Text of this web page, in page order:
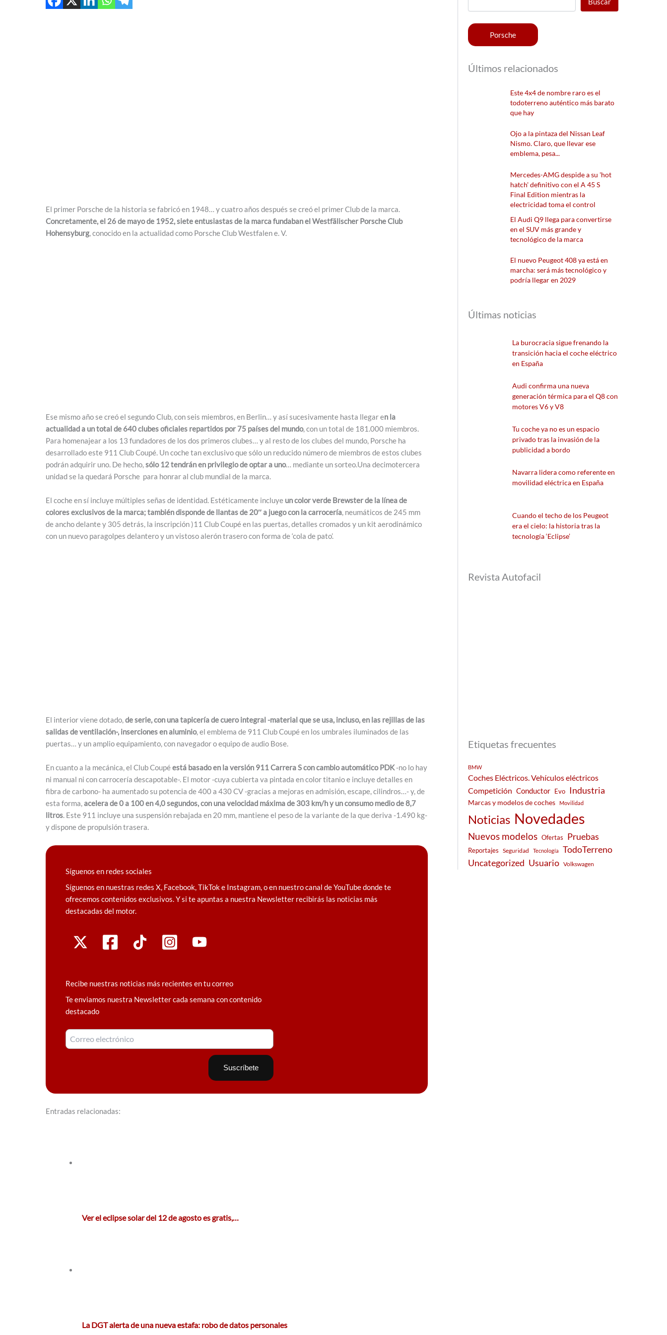
El primer Porsche de la historia se fabricó en 1948… y cuatro años después se creó el primer Club de la marca.
Concretamente, el 26 de mayo de 1952, siete entusiastas de la marca fundaban el Westfälischer Porsche Club
Hohensyburg, conocido en la actualidad como Porsche Club Westfalen e. V.
Ese mismo año se creó el segundo Club, con seis miembros, en Berlin… y así sucesivamente hasta llegar en la
actualidad a un total de 640 clubes oficiales repartidos por 75 países del mundo, con un total de 181.000 miembros.
Para homenajear a los 13 fundadores de los dos primeros clubes… y al resto de los clubes del mundo, Porsche ha
desarrollado este 911 Club Coupé. Un coche tan exclusivo que sólo un reducido número de miembros de estos clubes
podrán adquirir uno. De hecho,sólo 12 tendrán en privilegio de optar a uno… mediante un sorteo.Una decimotercera
unidad se la quedará Porsche para honrar al club mundial de la marca.
El coche en sí incluye múltiples señas de identidad. Estéticamente incluye un color verde Brewster de la línea de
colores exclusivos de la marca; también disponde de llantas de 20″ a juego con la carrocería, neumáticos de 245 mm
de ancho delante y 305 detrás, la inscripción )11 Club Coupé en las puertas, detalles cromados y un kit aerodinámico
con un nuevo paragolpes delantero y un vistoso alerón trasero con forma de ‘cola de pato’.
El interior viene dotado,de serie, con una tapicería de cuero integral -material que se usa, incluso, en las rejillas de las
salidas de ventilación-, inserciones en aluminio, el emblema de 911 Club Coupé en los umbrales iluminados de las
puertas… y un amplio equipamiento, con navegador o equipo de audio Bose.
En cuanto a la mecánica, el Club Coupéestá basado en la versión 911 Carrera S con cambio automático PDK-no lo hay
ni manual ni con carrocería descapotable-. El motor -cuya cubierta va pintada en color titanio e incluye detalles en
fibra de carbono- ha aumentado su potencia de 400 a 430 CV -gracias a mejoras en admisión, escape, cilindros…- y, de
esta forma,acelera de 0 a 100 en 4,0 segundos, con una velocidad máxima de 303 km/h y un consumo medio de 8,7
litros. Este 911 incluye una suspensión rebajada en 20 mm, mantiene el peso de la variante de la que deriva -1.490 kg-
y dispone de propulsión trasera.
Síguenos en redes sociales
Síguenos en nuestras redes X, Facebook, TikTok e Instagram, o en nuestro canal de YouTube donde te
ofrecemos contenidos exclusivos. Y si te apuntas a nuestra Newsletter recibirás las noticias más
destacadas del motor.
Recibe nuestras noticias más recientes en tu correo
Te enviamos nuestra Newsletter cada semana con contenido
destacado
Entradas relacionadas:
Ver el eclipse solar del 12 de agosto es gratis,…
La DGT alerta de una nueva estafa: robo de datos personales
Porsche
Últimos relacionados
Este 4x4 de nombre raro es el
todoterreno auténtico más barato
que hay
Ojo a la pintaza del Nissan Leaf
Nismo. Claro, que llevar ese
emblema, pesa...
Mercedes-AMG despide a su 'hot
hatch' definitivo con el A 45 S
Final Edition mientras la
electricidad toma el control
El Audi Q9 llega para convertirse
en el SUV más grande y
tecnológico de la marca
El nuevo Peugeot 408 ya está en
marcha: será más tecnológico y
podría llegar en 2029
Últimas noticias
La burocracia sigue frenando la
transición hacia el coche eléctrico
en España
Audi confirma una nueva
generación térmica para el Q8 con
motores V6 y V8
Tu coche ya no es un espacio
privado tras la invasión de la
publicidad a bordo
Navarra lidera como referente en
movilidad eléctrica en España
Cuando el techo de los Peugeot
era el cielo: la historia tras la
tecnología ‘Eclipse’
Revista Autofacil
Etiquetas frecuentes
BMW
Coches Eléctricos. Vehículos eléctricos
Competición Conductor Evo Industria
Marcas y modelos de coches Movilidad
Noticias Novedades
Nuevos modelos Ofertas Pruebas
Reportajes Seguridad Tecnología
TodoTerreno
Uncategorized Usuario Volkswagen